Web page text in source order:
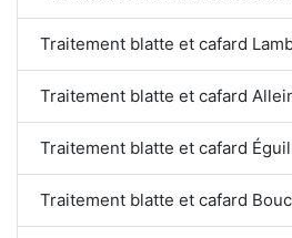
Traitement blatte et cafard
Traitement blatte et cafard
Traitement blatte et cafard
Traitement blatte et cafard